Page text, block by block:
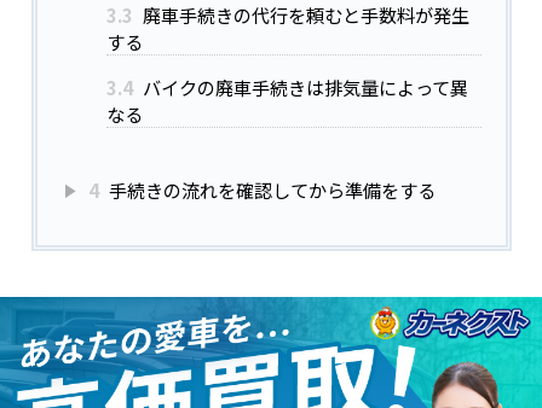
3.3 廃車手続きの代行を頼むと手数料が発生
する
3.4 バイクの廃車手続きは排気量によって異
なる
4 手続きの流れを確認してから準備をする